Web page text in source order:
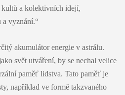
kultů a kolektivních idejí,
a vyznání.“
akumulátor energie v astrálu.
svět utváření, by se nechal velice
paměť lidstva. Tato paměť je
například ve formě takzvaného